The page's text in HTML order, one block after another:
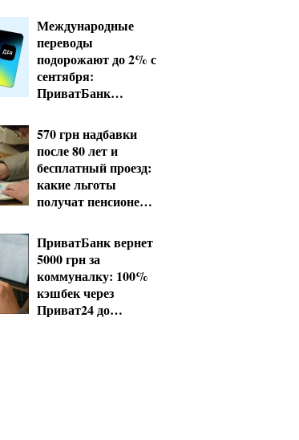
Международные
переводы
подорожают до 2% с
сентября:
ПриватБанк
тарифы
570 грн надбавки
после 80 лет и
бесплатный проезд:
какие льготы
получат пенсионеры
ПриватБанк вернет
5000 грн за
коммуналку: 100%
кэшбек через
Приват24 до